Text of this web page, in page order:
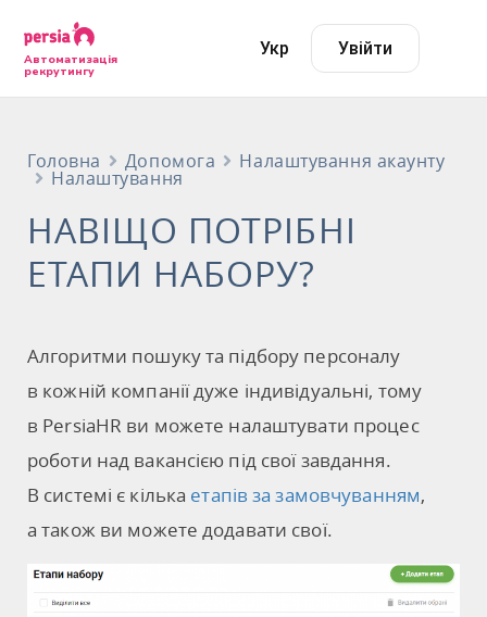
Автоматизація
рекрутингу
Укр Увійти
Головна Допомога Налаштування акаунту
Налаштування
НАВІЩО ПОТРІБНІ
ЕТАПИ НАБОРУ?
Алгоритми пошуку та підбору персоналу
в кожній компанії дуже індивідуальні, тому
в PersiaHR ви можете налаштувати процес
роботи над вакансією під свої завдання.
В системі є кілька етапів за замовчуванням,
а також ви можете додавати свої.